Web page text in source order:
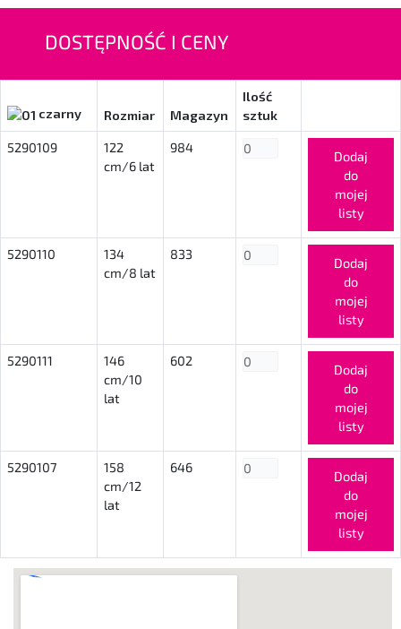
DOSTĘPNOŚĆ I CENY
czarny Rozmiar Magazyn
Ilość
sztuk
5290109
122
cm/6 lat
984
Dodaj
do
mojej
listy
5290110
134
cm/8 lat
833
Dodaj
do
mojej
listy
5290111
146
cm/10
lat
602
Dodaj
do
mojej
listy
5290107
158
cm/12
lat
646
Dodaj
do
mojej
listy